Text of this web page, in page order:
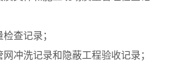
查记录；
冲洗记录和隐蔽工程验收记录；